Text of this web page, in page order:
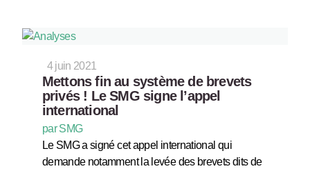
4 juin 2021
Mettons fin au système de brevets
privés ! Le SMG signe l’appel
international
par SMG
Le SMG a signé cet appel international qui
demande notamment la levée des brevets dits de